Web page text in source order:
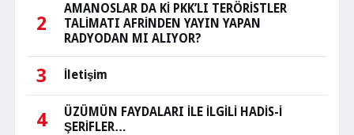
2
AMANOSLAR DA Kİ PKK’LI TERÖRİSTLER
TALİMATI AFRİNDEN YAYIN YAPAN
RADYODAN MI ALIYOR?
3 İletişim
4
ÜZÜMÜN FAYDALARI İLE İLGİLİ HADİS-İ
ŞERİFLER…